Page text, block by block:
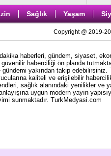
Sağlık Yaşam
Copyright @ 2019-
haberleri, gündem, siyaset,
haberciliği ön planda
yakından takip
kaliteli ve erişilebilir
sağlık alanındaki yenilikler
uygun modern yayın
sunmaktadır. TurkMedyasi.com